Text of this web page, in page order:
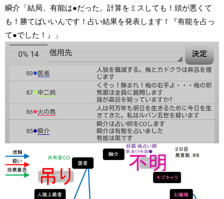
瞬介「結局、有能は●だった。計算をミスしても！頭が悪くて
も！勝てばいいんです！占い結果を発表します！『有能を占っ
て●でした！』」